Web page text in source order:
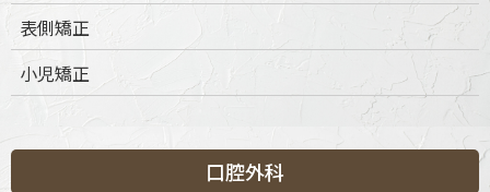
表側矯正
小児矯正
口腔外科